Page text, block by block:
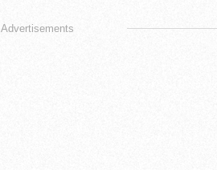
Advertisements